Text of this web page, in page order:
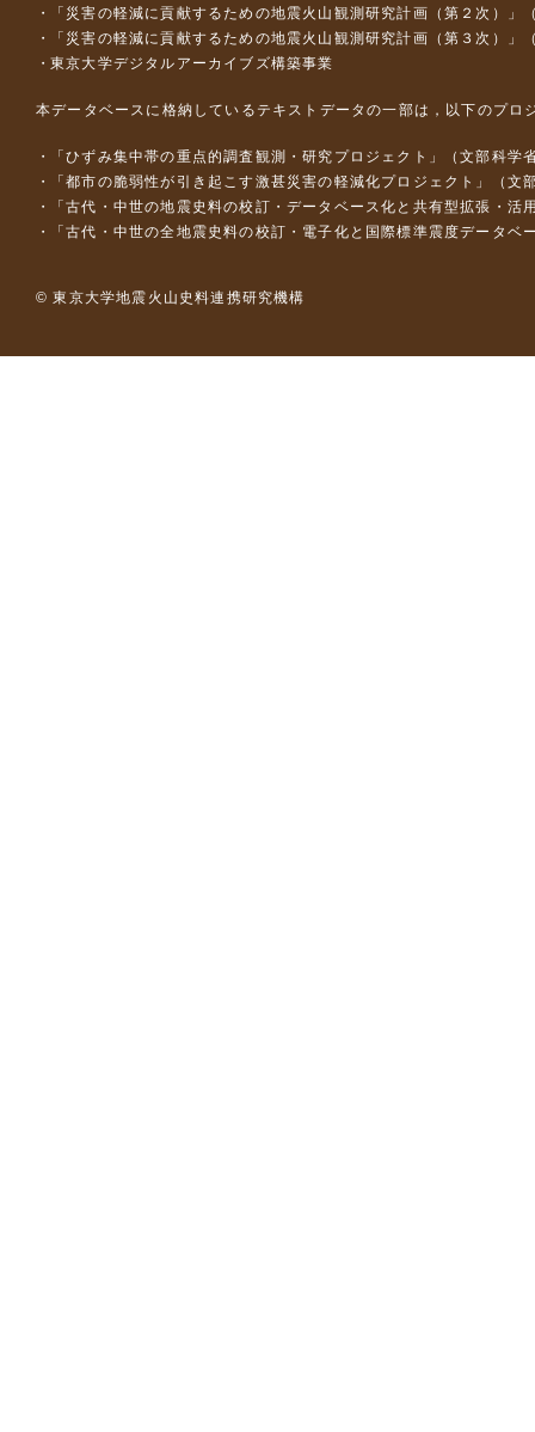
「災害の軽減に貢献するための地震火山観測研究計画（第２次）」
「災害の軽減に貢献するための地震火山観測研究計画（第３次）」
東京大学デジタルアーカイブズ構築事業
本データベースに格納しているテキストデータの一部は，以下のプロ
「ひずみ集中帯の重点的調査観測・研究プロジェクト」（文部科
「都市の脆弱性が引き起こす激甚災害の軽減化プロジェクト」（
「古代・中世の地震史料の校訂・データベース化と共有型拡張・
「古代・中世の全地震史料の校訂・電子化と国際標準震度データ
© 東京大学地震火山史料連携研究機構